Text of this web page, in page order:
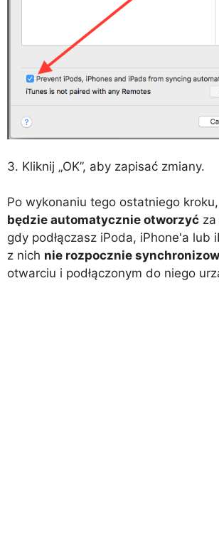
3. Kliknij „OK”, aby zapisać zmiany.
Po wykonaniu tego ostatniego kroku,
będzie automatycznie otworzyć
gdy podłączasz iPoda, iPhone'a lub
z nich nie rozpocznie
otwarciu i podłączonym do niego